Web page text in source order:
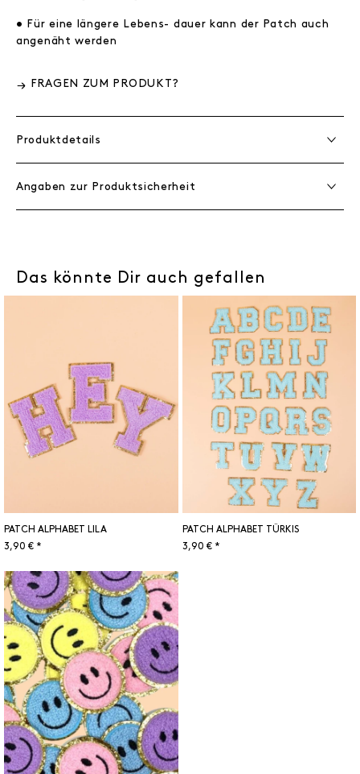
• Für eine längere Lebens- dauer kann der Patch auch
angenäht werden
FRAGEN ZUM PRODUKT?
Produktdetails
Angaben zur Produktsicherheit
Das könnte Dir auch gefallen
PATCH ALPHABET LILA
3,90 € *
PATCH ALPHABET TÜRKIS
3,90 € *